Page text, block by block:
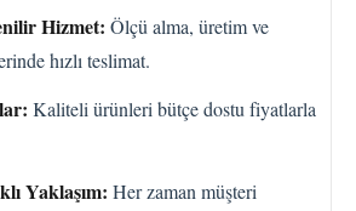
Hizmet: Ölçü alma, üretim ve
hızlı teslimat.
Kaliteli ürünleri bütçe dostu fiyatlarla
Yaklaşım: Her zaman müşteri